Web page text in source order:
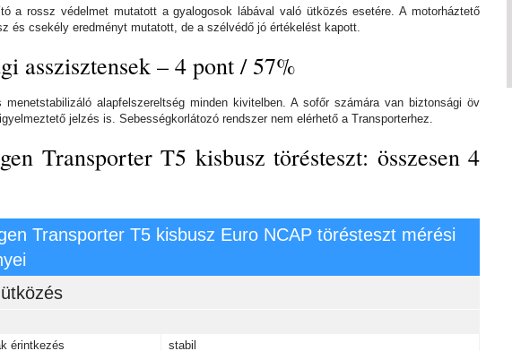
a rossz védelmet mutatott a gyalogosok lábával való ütközés esetére. A motorháztető
és csekély eredményt mutatott, de a szélvédő jó értékelést kapott.
asszisztensek – 4 pont / 57%
menetstabilizáló alapfelszereltség minden kivitelben. A sofőr számára van biztonsági öv
jelzés is. Sebességkorlátozó rendszer nem elérhető a Transporterhez.
Transporter T5 kisbusz törésteszt: összesen 4
Transporter T5 kisbusz Euro NCAP törésteszt mérési
érintkezés
stabil